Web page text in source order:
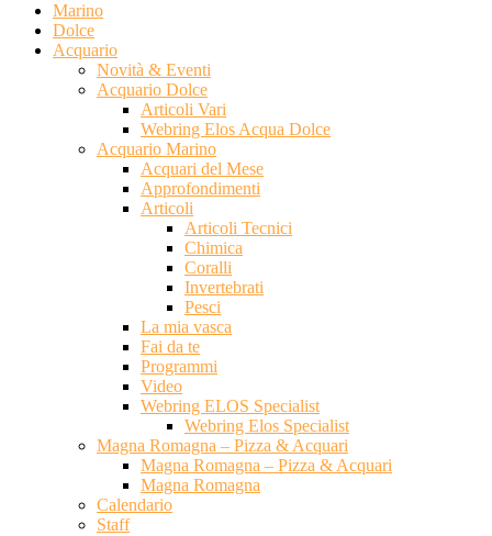
Marino
Dolce
Acquario
Novità & Eventi
Acquario Dolce
Articoli Vari
Webring Elos Acqua Dolce
Acquario Marino
Acquari del Mese
Approfondimenti
Articoli
Articoli Tecnici
Chimica
Coralli
Invertebrati
Pesci
La mia vasca
Fai da te
Programmi
Video
Webring ELOS Specialist
Webring Elos Specialist
Magna Romagna – Pizza & Acquari
Magna Romagna – Pizza & Acquari
Magna Romagna
Calendario
Staff